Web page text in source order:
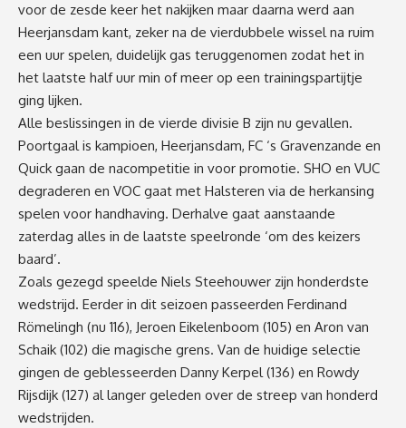
voor de zesde keer het nakijken maar daarna werd aan
Heerjansdam kant, zeker na de vierdubbele wissel na ruim
een uur spelen, duidelijk gas teruggenomen zodat het in
het laatste half uur min of meer op een trainingspartijtje
ging lijken.
Alle beslissingen in de vierde divisie B zijn nu gevallen.
Poortgaal is kampioen, Heerjansdam, FC ‘s Gravenzande en
Quick gaan de nacompetitie in voor promotie. SHO en VUC
degraderen en VOC gaat met Halsteren via de herkansing
spelen voor handhaving. Derhalve gaat aanstaande
zaterdag alles in de laatste speelronde ‘om des keizers
baard’.
Zoals gezegd speelde Niels Steehouwer zijn honderdste
wedstrijd. Eerder in dit seizoen passeerden Ferdinand
Römelingh (nu 116), Jeroen Eikelenboom (105) en Aron van
Schaik (102) die magische grens. Van de huidige selectie
gingen de geblesseerden Danny Kerpel (136) en Rowdy
Rijsdijk (127) al langer geleden over de streep van honderd
wedstrijden.